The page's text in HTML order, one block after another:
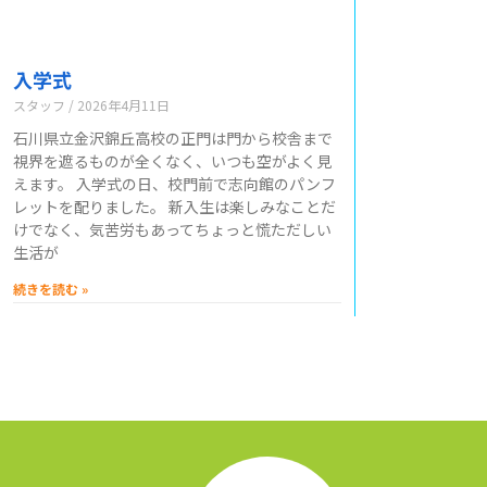
入学式
スタッフ 2026年4月11日
石川県立金沢錦丘高校の正門は門から校舎まで
視界を遮るものが全くなく、いつも空がよく見
えます。 入学式の日、校門前で志向館のパンフ
レットを配りました。 新入生は楽しみなことだ
けでなく、気苦労もあってちょっと慌ただしい
生活が
続きを読む »